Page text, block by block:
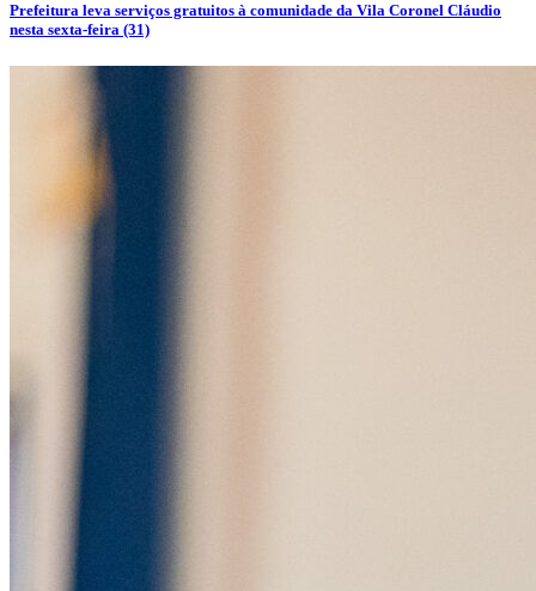
Prefeitura leva serviços gratuitos à comunidade da Vila Coronel Cláudio
nesta sexta-feira (31)